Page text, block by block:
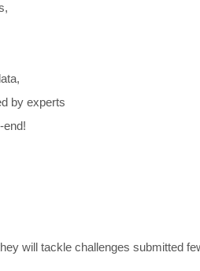
by experts
end!
will tackle challenges submitted